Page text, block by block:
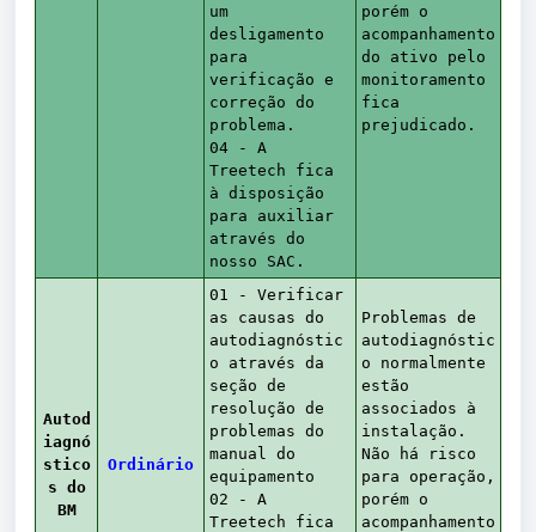
um
desligamento
para
verificação e
correção do
problema.
04 - A
Treetech fica
à disposição
para auxiliar
através do
nosso SAC.
porém o
acompanhamento
do ativo pelo
monitoramento
fica
prejudicado.
Autod
iagnó
stico
s do
BM
Ordinário
01 - Verificar
as causas do
autodiagnóstic
o através da
seção de
resolução de
problemas do
manual do
equipamento
02 - A
Treetech fica
Problemas de
autodiagnóstic
o normalmente
estão
associados à
instalação.
Não há risco
para operação,
porém o
acompanhamento